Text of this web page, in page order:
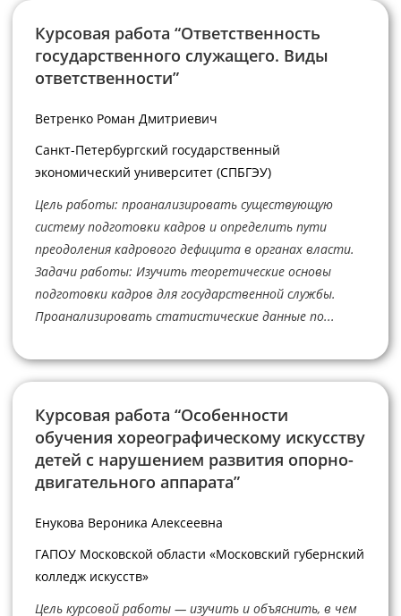
Курсовая работа “Ответственность
государственного служащего. Виды
ответственности”
Ветренко Роман Дмитриевич
Санкт-Петербургский государственный
экономический университет (СПБГЭУ)
Цель работы: проанализировать существующую
систему подготовки кадров и определить пути
преодоления кадрового дефицита в органах власти.
Задачи работы: Изучить теоретические основы
подготовки кадров для государственной службы.
Проанализировать статистические данные по...
Курсовая работа “Особенности
обучения хореографическому искусству
детей с нарушением развития опорно-
двигательного аппарата”
Енукова Вероника Алексеевна
ГАПОУ Московской области «Московский губернский
колледж искусств»
Цель курсовой работы — изучить и объяснить, в чем